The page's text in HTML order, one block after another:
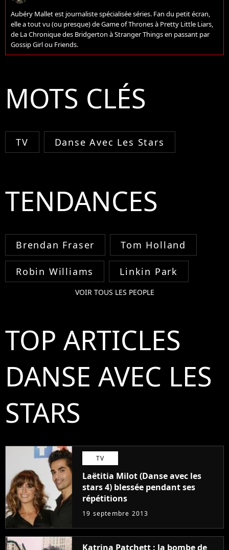
Aubéry Mallet est journaliste spécialisée séries. Fan du petit écran,
elle a tout vu (ou presque) de Game of Thrones à Pretty Little Liars,
de La Chronique des Bridgerton à Stranger Things en passant par
Gossip Girl ou Friends.
MOTS CLÉS
TV Danse Avec Les Stars
TENDANCES
Brendan Fraser Tom Holland
Robin Williams Linkin Park
VOIR TOUS LES PEOPLE
TOP ARTICLES
DANSE AVEC LES
STARS
TV
Laëtitia Milot (Danse avec les
stars 4) blessée pendant ses
répétitions
19 septembre 2013
Katrina Patchett : la bombe de